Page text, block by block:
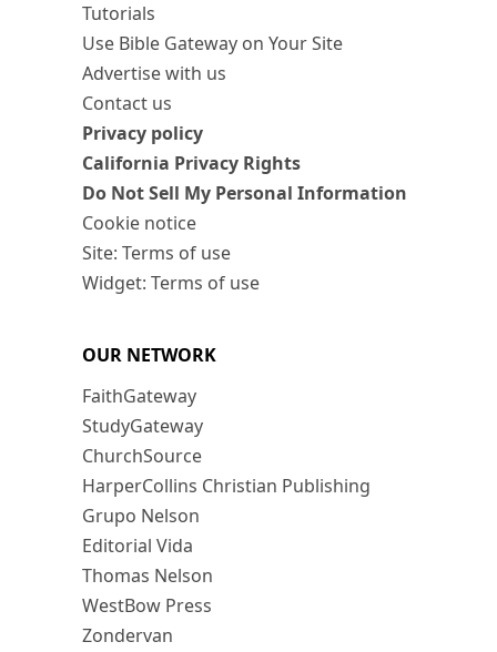
Tutorials
Use Bible Gateway on Your Site
Advertise with us
Contact us
Privacy policy
California Privacy Rights
Do Not Sell My Personal Information
Cookie notice
Site: Terms of use
Widget: Terms of use
OUR NETWORK
FaithGateway
StudyGateway
ChurchSource
HarperCollins Christian Publishing
Grupo Nelson
Editorial Vida
Thomas Nelson
WestBow Press
Zondervan